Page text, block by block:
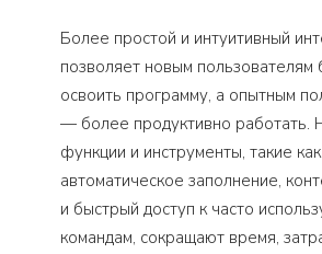
Более простой и интуитивный
позволяет новым пользователям
освоить программу, а опытным
— более продуктивно работать.
функции и инструменты, такие как
автоматическое заполнение,
и быстрый доступ к часто
командам, сокращают время,